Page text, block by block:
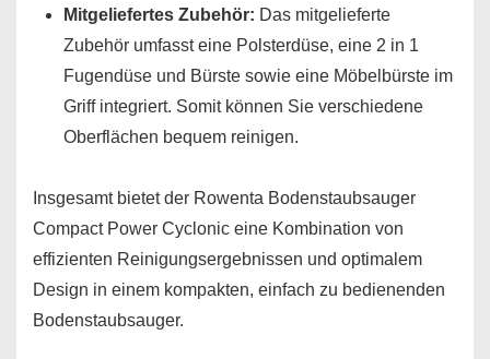
Mitgeliefertes Zubehör: Das mitgelieferte
Zubehör umfasst eine Polsterdüse, eine 2 in 1
Fugendüse und Bürste sowie eine Möbelbürste im
Griff integriert. Somit können Sie verschiedene
Oberflächen bequem reinigen.
Insgesamt bietet der Rowenta Bodenstaubsauger
Compact Power Cyclonic eine Kombination von
effizienten Reinigungsergebnissen und optimalem
Design in einem kompakten, einfach zu bedienenden
Bodenstaubsauger.